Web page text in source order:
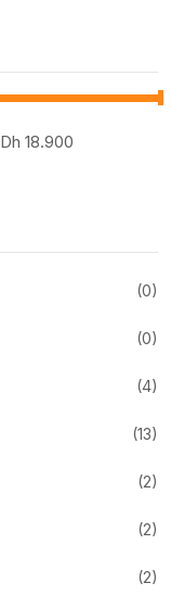
Dh 18.900
(0)
(0)
(4)
(13)
(2)
(2)
(2)